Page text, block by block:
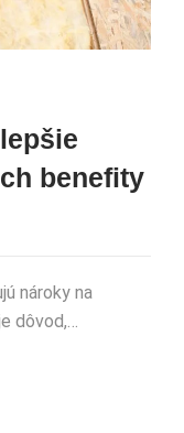
benefity
nároky na
dôvod,…